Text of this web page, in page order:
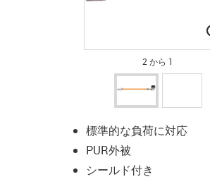
2 から 1
標準的な負荷に対応
PUR外被
シールド付き